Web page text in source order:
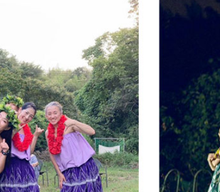
◆web更新Info◆19/09/28〜 新着商
品 “Olive Green/SJ OPEN D TOTE
Msize”